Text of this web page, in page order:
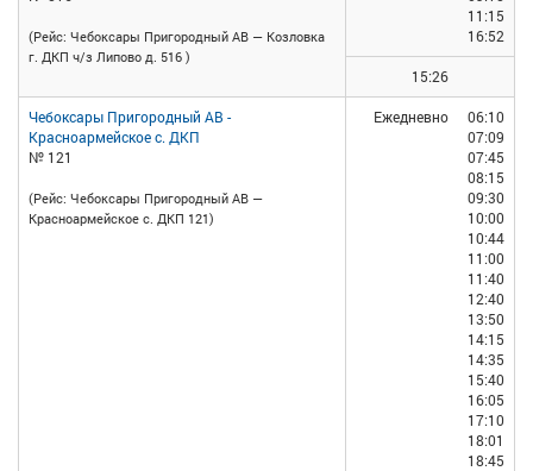
(Рейс: Чебоксары Пригородный АВ — Козловка
г. ДКП ч/з Липово д. 516 )
11:15
16:52
15:26
Чебоксары Пригородный АВ -
Красноармейское с. ДКП
№ 121
(Рейс: Чебоксары Пригородный АВ —
Красноармейское с. ДКП 121)
Ежедневно
06:10
07:09
07:45
08:15
09:30
10:00
10:44
11:00
11:40
12:40
13:50
14:15
14:35
15:40
16:05
17:10
18:01
18:45